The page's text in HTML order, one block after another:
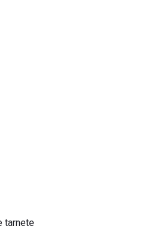
tarnete